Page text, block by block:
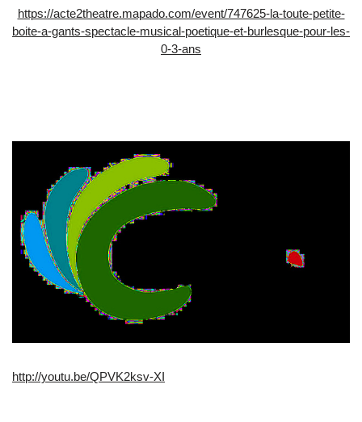
https://acte2theatre.mapado.com/event/747625-la-toute-petite-
boite-a-gants-spectacle-musical-poetique-et-burlesque-pour-les-
0-3-ans
http://youtu.be/QPVK2ksv-XI